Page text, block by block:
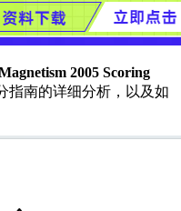
2005 Scoring
指南的详细分析，以及如